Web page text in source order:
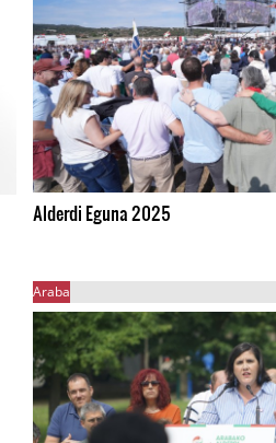
Alderdi Eguna 2025
Araba